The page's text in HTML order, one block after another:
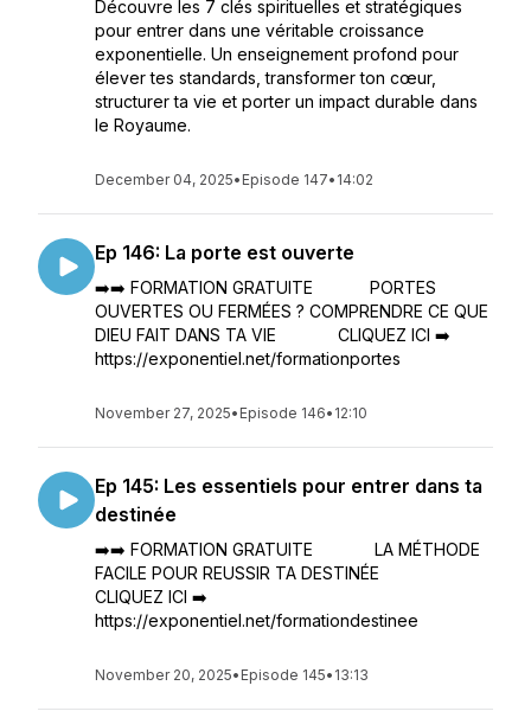
Découvre les 7 clés spirituelles et stratégiques
pour entrer dans une véritable croissance
exponentielle. Un enseignement profond pour
élever tes standards, transformer ton cœur,
structurer ta vie et porter un impact durable dans
le Royaume.
December 04, 2025• Episode 147• 14:02
Ep 146: La porte est ouverte
➡️➡️ FORMATION GRATUITE PORTES
OUVERTES OU FERMÉES ? COMPRENDRE CE QUE
DIEU FAIT DANS TA VIE CLIQUEZ ICI ➡️
https://exponentiel.net/formationportes
November 27, 2025• Episode 146• 12:10
Ep 145: Les essentiels pour entrer dans ta
destinée
➡️➡️ FORMATION GRATUITE LA MÉTHODE
FACILE POUR REUSSIR TA DESTINÉE
CLIQUEZ ICI ➡️
https://exponentiel.net/formationdestinee
November 20, 2025• Episode 145• 13:13